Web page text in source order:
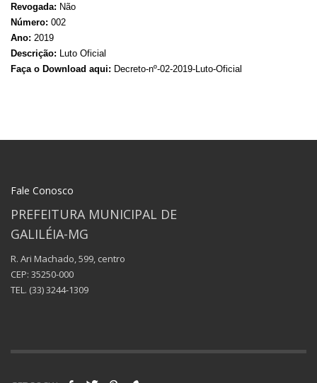
Revogada: Não
Número: 002
Ano: 2019
Descrição: Luto Oficial
Faça o Download aqui: Decreto-nº-02-2019-Luto-Oficial
Fale Conosco
PREFEITURA MUNICIPAL DE
GALILÉIA-MG
R. Ari Machado, 599, centro
CEP: 35250-000
TEL. (33) 3244-1309